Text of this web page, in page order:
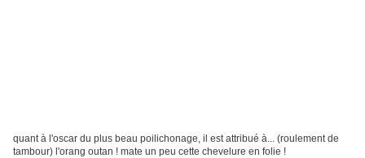
quant à l'oscar du plus beau poilichonage, il est attribué à... (roulement de
tambour) l'orang outan ! mate un peu cette chevelure en folie !